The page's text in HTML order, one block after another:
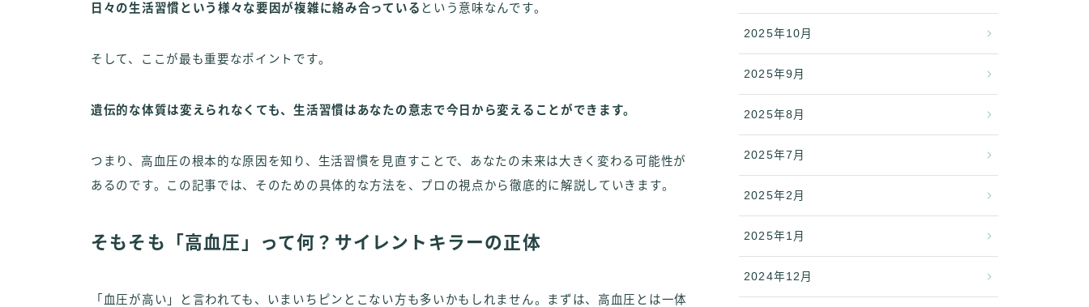
日々の生活習慣という様々な要因が複雑に絡み合っている という意味なんです。
そして、ここが最も重要なポイントです。
遺伝的な体質は変えられなくても、生活習慣はあなたの意志で今日から変えることができます。
つまり、高血圧の根本的な原因を知り、生活習慣を見直すことで、あなたの未来は大きく変わる可能性が
あるのです。この記事では、そのための具体的な方法を、プロの視点から徹底的に解説していきます。
そもそも「高血圧」って何？サイレントキラーの正体
「血圧が高い」と言われても、いまいちピンとこない方も多いかもしれません。まずは、高血圧とは一体
2025年10月
2025年9月
2025年8月
2025年7月
2025年2月
2025年1月
2024年12月